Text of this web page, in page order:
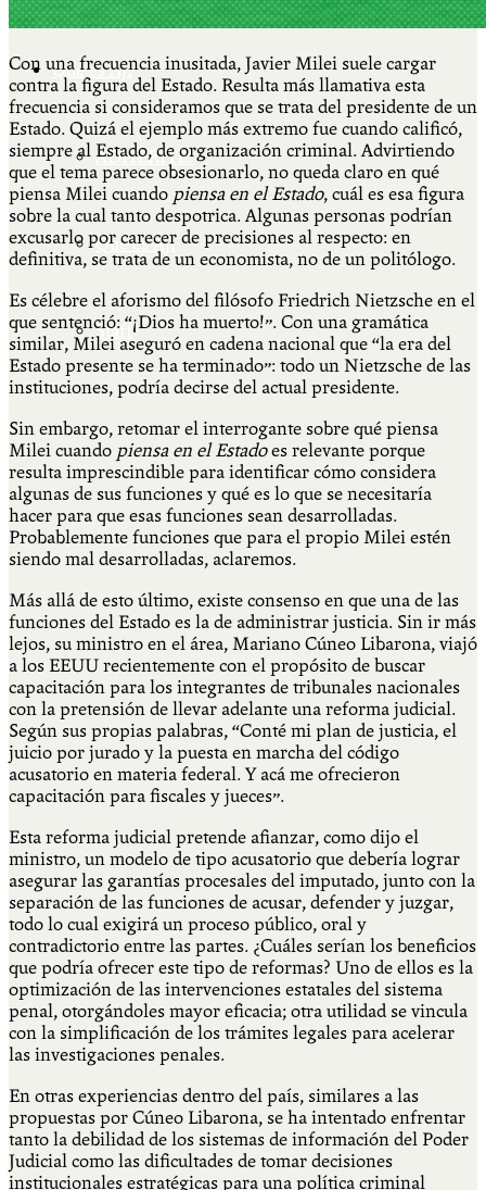
Qué es Ají
ADHERITE!
Qué es Ají
Staff
Con una frecuencia inusitada, Javier Milei suele cargar
contra la figura del Estado. Resulta más llamativa esta
frecuencia si consideramos que se trata del presidente de un
Estado. Quizá el ejemplo más extremo fue cuando calificó,
siempre al Estado, de organización criminal. Advirtiendo
que el tema parece obsesionarlo, no queda claro en qué
piensa Milei cuando piensa en el Estado, cuál es esa figura
sobre la cual tanto despotrica. Algunas personas podrían
excusarlo por carecer de precisiones al respecto: en
definitiva, se trata de un economista, no de un politólogo.
Es célebre el aforismo del filósofo Friedrich Nietzsche en el
que sentenció: “¡Dios ha muerto!”. Con una gramática
similar, Milei aseguró en cadena nacional que “la era del
Estado presente se ha terminado”: todo un Nietzsche de las
instituciones, podría decirse del actual presidente.
Sin embargo, retomar el interrogante sobre qué piensa
Milei cuando piensa en el Estadoes relevante porque
resulta imprescindible para identificar cómo considera
algunas de sus funciones y qué es lo que se necesitaría
hacer para que esas funciones sean desarrolladas.
Probablemente funciones que para el propio Milei estén
siendo mal desarrolladas, aclaremos.
Más allá de esto último, existe consenso en que una de las
funciones del Estado es la de administrar justicia. Sin ir más
lejos, su ministro en el área, Mariano Cúneo Libarona, viajó
a los EEUU recientemente con el propósito de buscar
capacitación para los integrantes de tribunales nacionales
con la pretensión de llevar adelante una reforma judicial.
Según sus propias palabras, “Conté mi plan de justicia, el
juicio por jurado y la puesta en marcha del código
acusatorio en materia federal. Y acá me ofrecieron
capacitación para fiscales y jueces”.
Esta reforma judicial pretende afianzar, como dijo el
ministro, un modelo de tipo acusatorio que debería lograr
asegurar las garantías procesales del imputado, junto con la
separación de las funciones de acusar, defender y juzgar,
todo lo cual exigirá un proceso público, oral y
contradictorio entre las partes. ¿Cuáles serían los beneficios
que podría ofrecer este tipo de reformas? Uno de ellos es la
optimización de las intervenciones estatales del sistema
penal, otorgándoles mayor eficacia; otra utilidad se vincula
con la simplificación de los trámites legales para acelerar
las investigaciones penales.
En otras experiencias dentro del país, similares a las
propuestas por Cúneo Libarona, se ha intentado enfrentar
tanto la debilidad de los sistemas de información del Poder
Judicial como las dificultades de tomar decisiones
institucionales estratégicas para una política criminal